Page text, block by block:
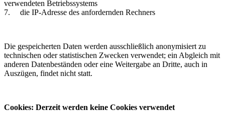
verwendeten Betriebssystems
7. die IP-Adresse des anfordernden Rechners
Die gespeicherten Daten werden ausschließlich anonymisiert zu
technischen oder statistischen Zwecken verwendet; ein Abgleich mit
anderen Datenbeständen oder eine Weitergabe an Dritte, auch in
Auszügen, findet nicht statt.
Cookies: Derzeit werden keine Cookies verwendet